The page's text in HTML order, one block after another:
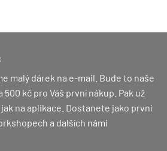
malý dárek na e-mail. Bude to naše
kč pro Váš první nákup. Pak už
na aplikace. Dostanete jako první
a dalších námi